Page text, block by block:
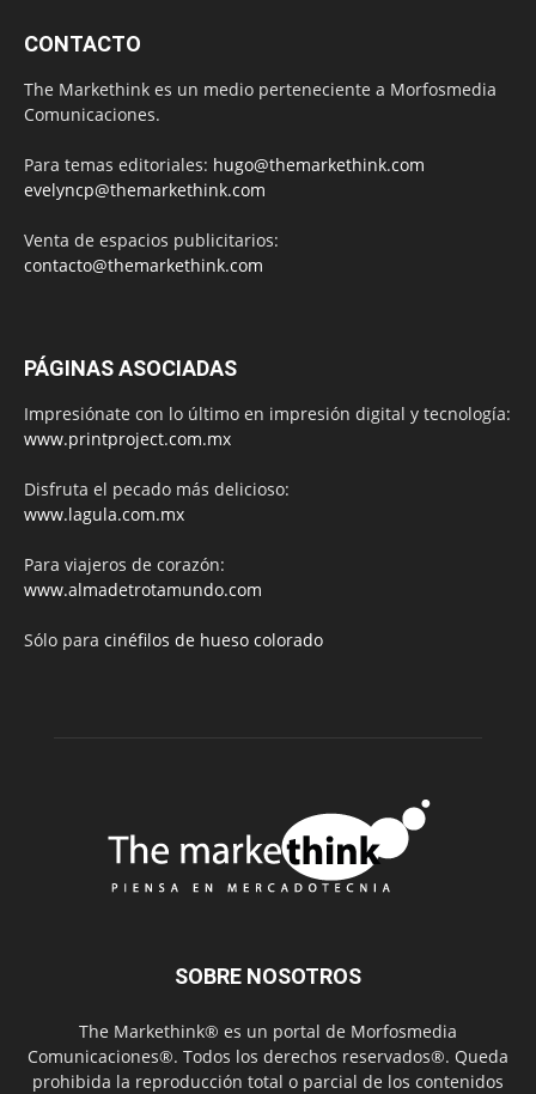
CONTACTO
The Markethink es un medio perteneciente a Morfosmedia
Comunicaciones.
Para temas editoriales: hugo@themarkethink.com
evelyncp@themarkethink.com
Venta de espacios publicitarios:
contacto@themarkethink.com
PÁGINAS ASOCIADAS
Impresiónate con lo último en impresión digital y tecnología:
www.printproject.com.mx
Disfruta el pecado más delicioso:
www.lagula.com.mx
Para viajeros de corazón:
www.almadetrotamundo.com
Sólo para cinéfilos de hueso colorado
SOBRE NOSOTROS
The Markethink® es un portal de Morfosmedia
Comunicaciones®. Todos los derechos reservados®. Queda
prohibida la reproducción total o parcial de los contenidos